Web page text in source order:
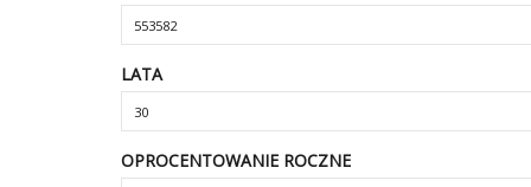
LATA
OPROCENTOWANIE ROCZNE